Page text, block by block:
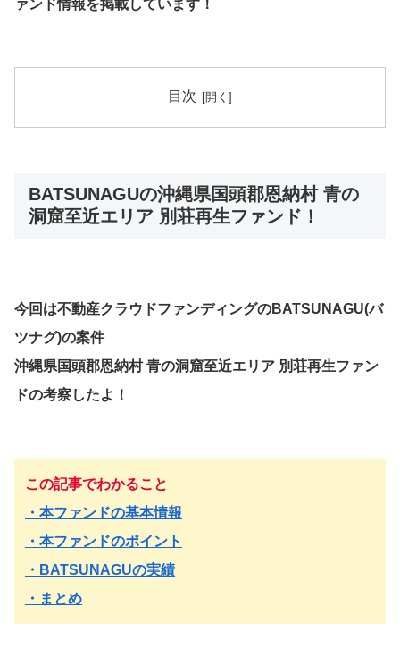
ァンド情報を掲載しています！
目次
BATSUNAGUの沖縄県国頭郡恩納村 青の
洞窟至近エリア 別荘再生ファンド！
今回は不動産クラウドファンディングのBATSUNAGU(バ
ツナグ)の案件
沖縄県国頭郡恩納村 青の洞窟至近エリア 別荘再生ファン
ドの考察したよ！
この記事でわかること
・本ファンドの基本情報
・本ファンドのポイント
・BATSUNAGUの実績
・まとめ